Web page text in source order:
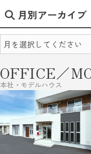
月別アーカイブ
OFFICE／
本社・モデルハウス